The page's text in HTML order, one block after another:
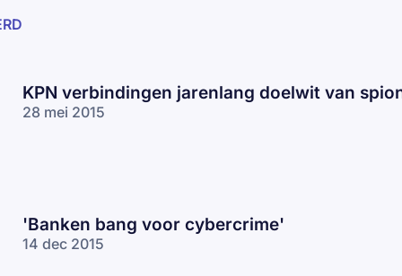
KPN verbindingen jarenlang doelwit van
28 mei 2015
'Banken bang voor cybercrime'
14 dec 2015